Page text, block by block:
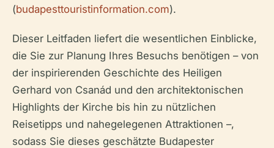
(budapesttouristinformation.com).
Dieser Leitfaden liefert die wesentlichen Einblicke,
die Sie zur Planung Ihres Besuchs benötigen – von
der inspirierenden Geschichte des Heiligen
Gerhard von Csanád und den architektonischen
Highlights der Kirche bis hin zu nützlichen
Reisetipps und nahegelegenen Attraktionen –,
sodass Sie dieses geschätzte Budapester